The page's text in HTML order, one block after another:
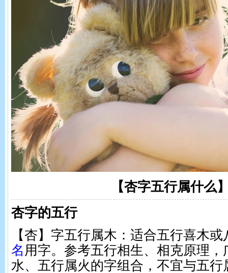
【杏字五行属什么
杏字的五行
【杏】字五行属木：适合五行喜木
名 用字。参考五行相生、相克原理
水、五行属火的字组合，不宜与五